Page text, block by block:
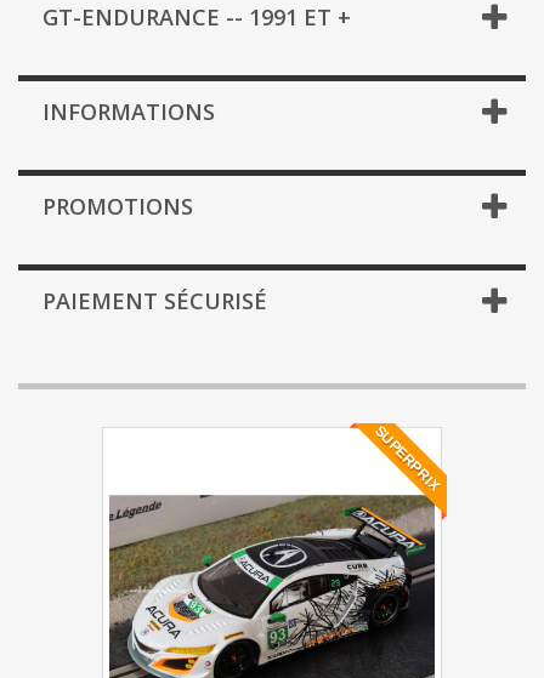
GT-ENDURANCE -- 1991 ET +
INFORMATIONS
PROMOTIONS
PAIEMENT SÉCURISÉ
SUPERPRIX